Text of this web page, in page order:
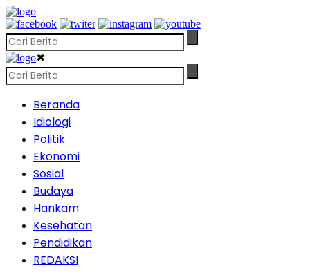
✖
Beranda
Idiologi
Politik
Ekonomi
Sosial
Budaya
Hankam
Kesehatan
Pendidikan
REDAKSI